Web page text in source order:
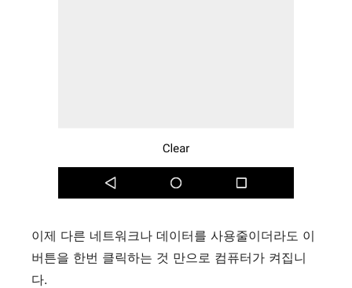
이제 다른 네트워크나 데이터를 사용줄이더라도 이
버튼을 한번 클릭하는 것 만으로 컴퓨터가 켜집니
다.